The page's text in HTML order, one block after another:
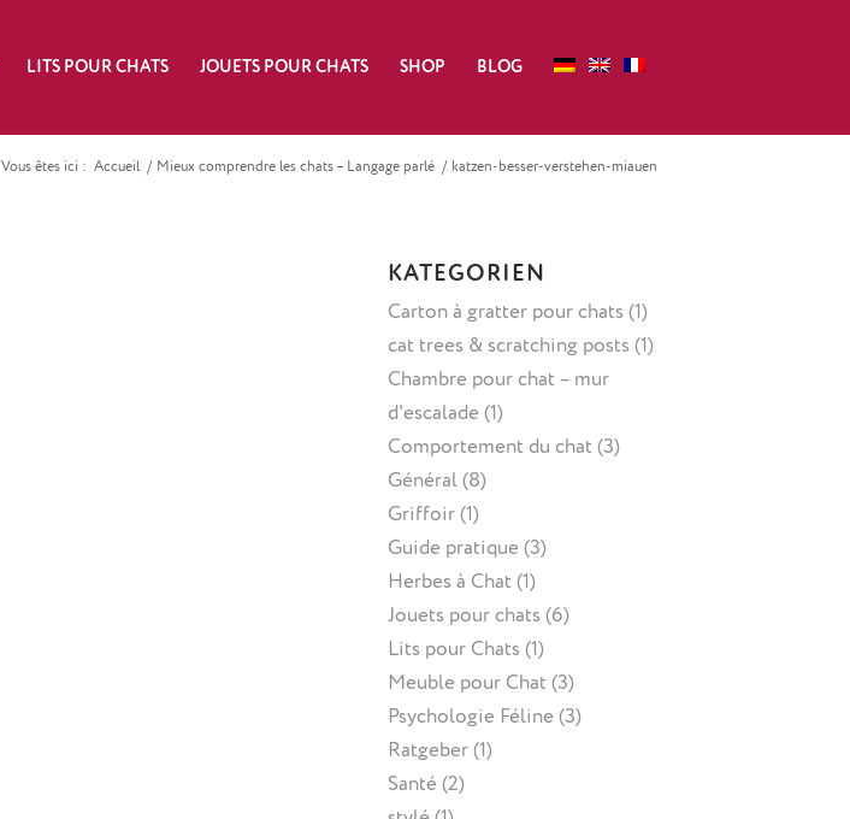
LITS POUR CHATS JOUETS POUR CHATS SHOP BLOG
Vous êtes ici : Accueil / Mieux comprendre les chats – Langage parlé / katzen-besser-verstehen-miauen
KATEGORIEN
Carton à gratter pour chats(1)
cat trees & scratching posts(1)
Chambre pour chat – mur
d'escalade (1)
Comportement du chat(3)
Général(8)
Griffoir(1)
Guide pratique (3)
Herbes à Chat(1)
Jouets pour chats(6)
Lits pour Chats(1)
Meuble pour Chat(3)
Psychologie Féline (3)
Ratgeber(1)
Santé (2)